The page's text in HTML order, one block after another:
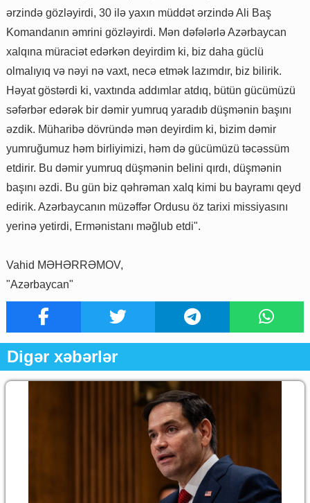
ərzində gözləyirdi, 30 ilə yaxın müddət ərzində Ali Baş
Komandanın əmrini gözləyirdi. Mən dəfələrlə Azərbaycan
xalqına müraciət edərkən deyirdim ki, biz daha güclü
olmalıyıq və nəyi nə vaxt, necə etmək lazımdır, biz bilirik.
Həyat göstərdi ki, vaxtında addımlar atdıq, bütün gücümüzü
səfərbər edərək bir dəmir yumruq yaradıb düşmənin başını
əzdik. Müharibə dövründə mən deyirdim ki, bizim dəmir
yumruğumuz həm birliyimizi, həm də gücümüzü təcəssüm
etdirir. Bu dəmir yumruq düşmənin belini qırdı, düşmənin
başını əzdi. Bu gün biz qəhrəman xalq kimi bu bayramı qeyd
edirik. Azərbaycanın müzəffər Ordusu öz tarixi missiyasını
yerinə yetirdi, Ermənistanı məğlub etdi".
Vahid MƏHƏRRƏMOV,
"Azərbaycan"
Digər xəbərlər